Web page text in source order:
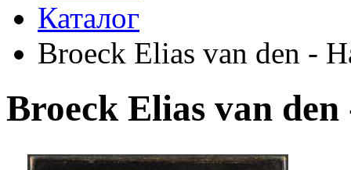
Каталог
Broeck Elias van den -
Broeck Elias van